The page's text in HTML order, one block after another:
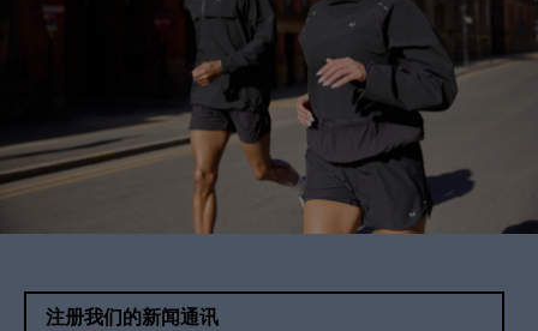
注册我们的新闻通讯